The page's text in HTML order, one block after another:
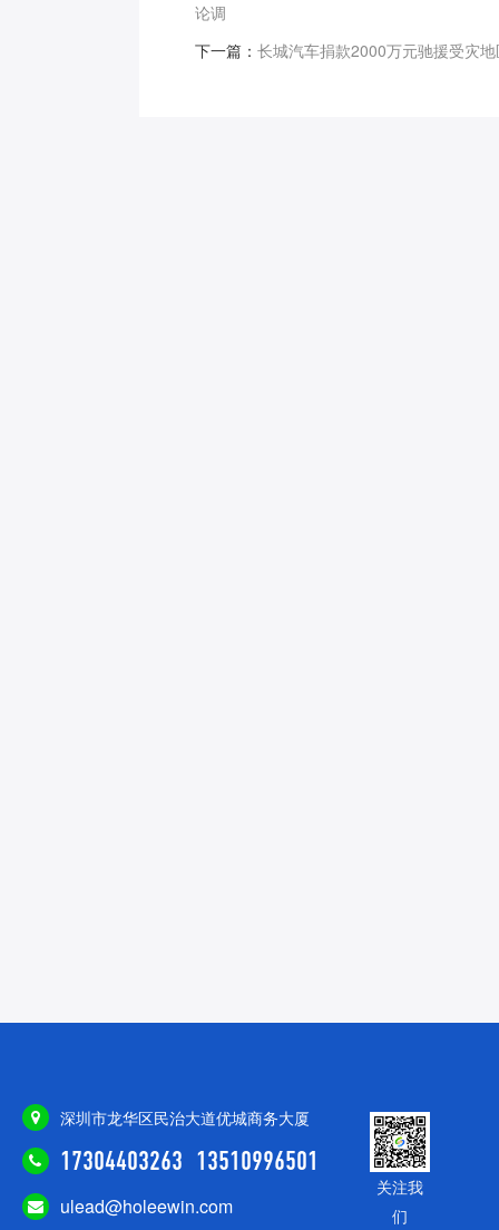
论调
下一篇： 长城汽车捐款2000万元驰援受灾
深圳市龙华区民治大道优城商务大厦
17304403263 13510996501
ulead@holeewin.com
关注我
们